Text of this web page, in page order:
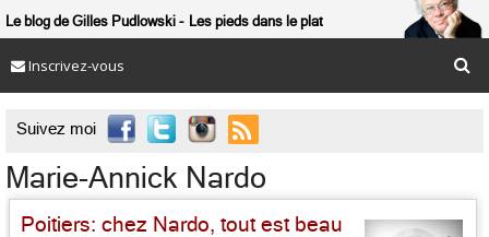
Le blog de Gilles Pudlowski Les pieds dans le plat
Inscrivez-vous
Suivez moi 
Marie-Annick Nardo
Poitiers: chez Nardo, tout est beau